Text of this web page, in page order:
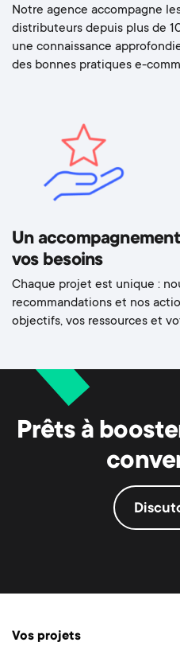
Notre agence accompagne
distributeurs depuis plus de
une connaissance
des bonnes pratiques e-
Un
vos besoins
Chaque projet est unique :
recommandations et nos
objectifs, vos ressources et
Prêts à
Vos projets